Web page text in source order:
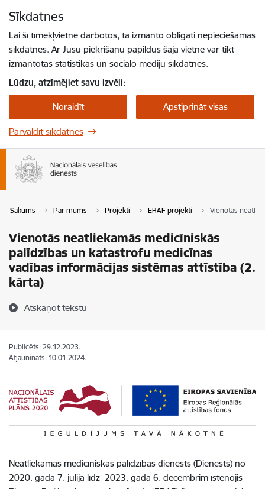
Sīkdatnes
Lai šī tīmekļvietne darbotos, tā izmanto obligāti nepieciešamās
sīkdatnes. Ar Jūsu piekrišanu papildus šajā vietnē var tikt
izmantotas statistikas un sociālo mediju sīkdatnes.
Lūdzu, atzīmējiet savu izvēli:
Noraidīt Apstiprināt visas
Pārvaldīt sīkdatnes
Sākums Par mums Projekti ERAF projekti Vienotās
Vienotās neatliekamās medicīniskās
palīdzības un katastrofu medicīnas
vadības informācijas sistēmas attīstība (2.
kārta)
Atskaņot tekstu
Publicēts: 29.12.2023.
Atjaunināts: 10.01.2024.
Neatliekamās medicīniskās palīdzības dienests (Dienests) no
2020. gada 7. jūlija līdz 2023. gada 6. decembrim īstenojis